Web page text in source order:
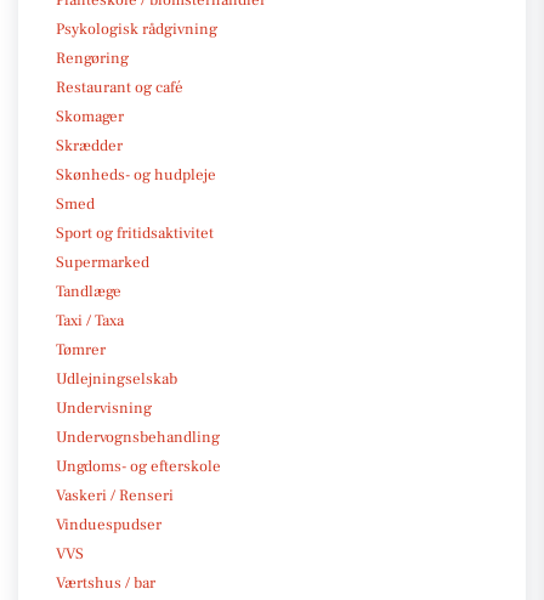
Psykologisk rådgivning
Rengøring
Restaurant og café
Skomager
Skrædder
Skønheds- og hudpleje
Smed
Sport og fritidsaktivitet
Supermarked
Tandlæge
Taxi / Taxa
Tømrer
Udlejningselskab
Undervisning
Undervognsbehandling
Ungdoms- og efterskole
Vaskeri / Renseri
Vinduespudser
VVS
Værtshus / bar